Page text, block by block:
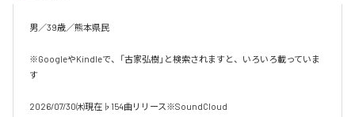
男／39歳／熊本県民
※GoogleやKindleで、「古家弘樹」と検索されますと、いろいろ載っていま
す
2026/07/30㈭現在♭154曲リリース※SoundCloud